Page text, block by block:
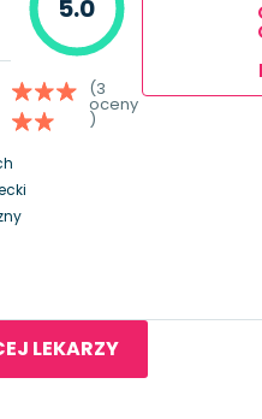
5.0
(3
oceny
)
LEKARZY